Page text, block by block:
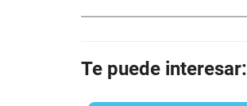
Te puede interesar: